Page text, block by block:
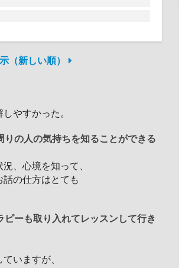
（新しい順）
やすかった。
りの人の気持ちを知ることができる
、心境を知って、
の仕方はとても
ピーも取り入れてレッスンして行き
いますが、